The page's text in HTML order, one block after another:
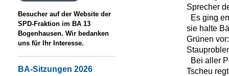
Sprecher
Es ging
sie halte
Grünen
Bei aller
Tscheu
Besucher auf der Website der
SPD-Fraktion im BA 13
Bogenhausen. Wir bedanken
uns für Ihr Interesse.
BA-Sitzungen 2026